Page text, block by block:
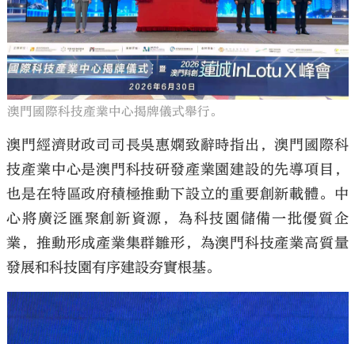
澳門國際科技產業中心揭牌儀式舉行。
澳門經濟財政司司長吳惠嫻致辭時指出，澳門國際科
技產業中心是澳門科技研發產業園建設的先導項目，
也是在特區政府積極推動下設立的重要創新載體。中
心將廣泛匯聚創新資源，為科技園儲備一批優質企
業，推動形成產業集群雛形，為澳門科技產業高質量
發展和科技園有序建設夯實根基。